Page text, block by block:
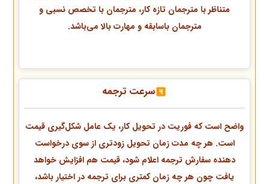
متناظر با مترجمان تازه کار، مترجمان با تخصص نسبی و
مترجمان باسابقه و مهارت بالا می‌باشد.
سرعت ترجمه
واضح است که فوریت در تحویل کار، یک عامل شکل‌گیری قیمت
است. هر چه مدت زمان تحویل زودتری از سوی درخواست
دهنده سفارش ترجمه اعلام شود، قیمت هم افزایش خواهد
یافت چون هر چه زمان کمتری برای ترجمه در اختیار باشد،